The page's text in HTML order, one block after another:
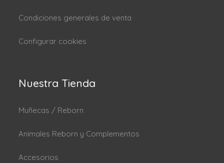
Condiciones generales de venta
Configurar cookies
Nuestra Tienda
Muñecas / Reborn
Animales Reborn y Complementos
Accesorios